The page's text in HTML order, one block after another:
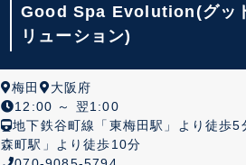
Good Spa Evolution(グッ
リューション)
梅田
大阪府
12:00 ～ 翌1:00
地下鉄谷町線「東梅田駅」より徒歩
森町駅」より徒歩10分